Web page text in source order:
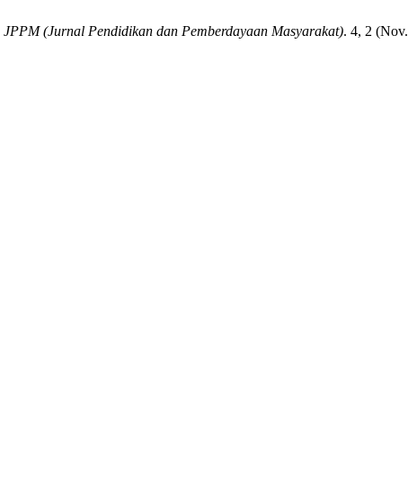
JPPM (Jurnal Pendidikan dan Pemberdayaan Masyarakat). 4, 2 (Nov.